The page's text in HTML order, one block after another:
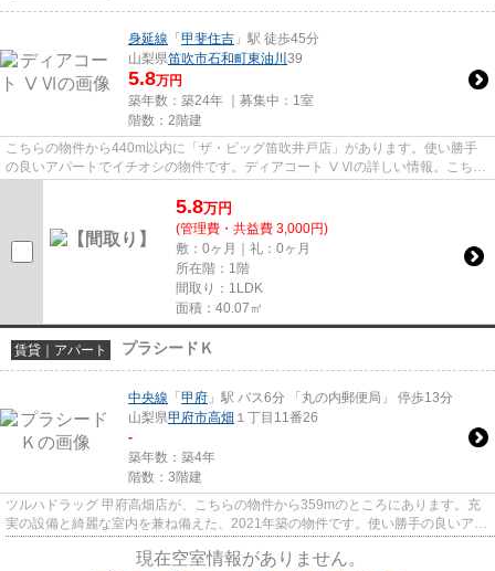
身延線 「 甲斐住吉 」駅 徒歩45分
山梨県笛吹市石和町東油川 39
5.8万円
築年数：築24年 ｜募集中： 1室
階数：2階建
こちらの物件から440m以内に「ザ・ビッグ笛吹井戸店」があります。使い勝手
の良いアパートでイチオシの物件です。ディアコート ⅤⅥの詳しい情報。こちら
5.8万円
(管理費・共益費 3,000円)
敷：0ヶ月｜礼：0ヶ月
所在階：1階
間取り：1LDK
面積：40.07㎡
賃貸｜アパート プラシードＫ
中央線 「 甲府 」駅 バス6分 「丸の内郵便局」 停歩13分
山梨県甲府市高畑 １丁目11番26
-
築年数：築4年
階数：3階建
ツルハドラッグ 甲府高畑店が、こちらの物件から359mのところにあります。充
実の設備と綺麗な室内を兼ね備えた、2021年築の物件です。使い勝手の良いアパ
現在空室情報がありません。